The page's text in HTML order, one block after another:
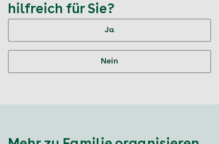
hilfreich für Sie?
Ja
Nein